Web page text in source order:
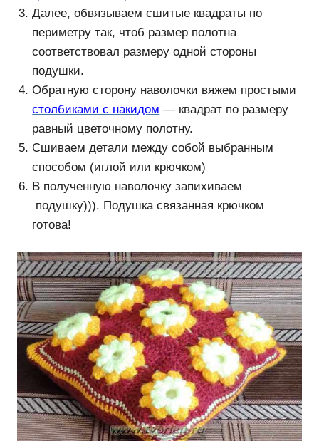
Далее, обвязываем сшитые квадраты по
периметру так, чтоб размер полотна
соответствовал размеру одной стороны
подушки.
Обратную сторону наволочки вяжем простыми
столбиками с накидом — квадрат по размеру
равный цветочному полотну.
Сшиваем детали между собой выбранным
способом (иглой или крючком)
В полученную наволочку запихиваем
подушку))). Подушка связанная крючком
готова!